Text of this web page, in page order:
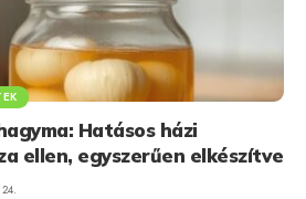
Hatásos házi
ellen, egyszerűen elkészítve